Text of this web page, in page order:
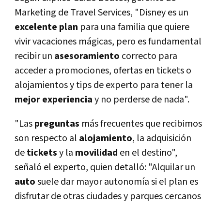
Marketing de Travel Services, "Disney es un
excelente plan para una familia que quiere
vivir vacaciones mágicas, pero es fundamental
recibir un asesoramiento correcto para
acceder a promociones, ofertas en tickets o
alojamientos y tips de experto para tener la
mejor experienciay no perderse de nada".
"Laspreguntas más frecuentes que recibimos
son respecto al alojamiento, la adquisición
deticketsy la movilidad en el destino",
señaló el experto, quien detalló: "Alquilar un
autosuele dar mayor autonomía si el plan es
disfrutar de otras ciudades y parques cercanos